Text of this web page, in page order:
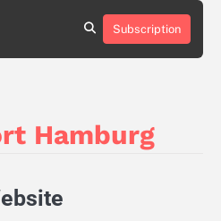
About
Privacy
Subscription
Hamburg